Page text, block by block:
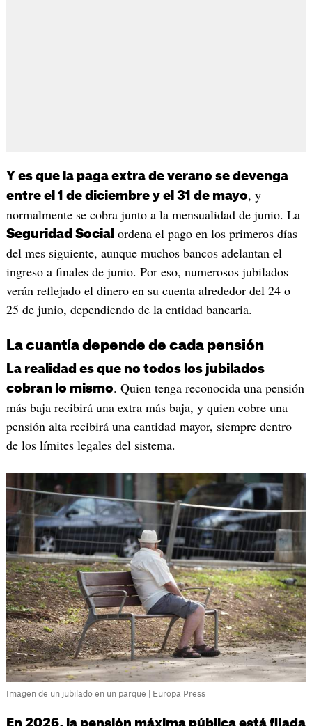
Y es que la paga extra de verano se devenga
entre el 1 de diciembre y el 31 de mayo, y
normalmente se cobra junto a la mensualidad de junio. La
Seguridad Social ordena el pago en los primeros días
del mes siguiente, aunque muchos bancos adelantan el
ingreso a finales de junio. Por eso, numerosos jubilados
verán reflejado el dinero en su cuenta alrededor del 24 o
25 de junio, dependiendo de la entidad bancaria.
La cuantía depende de cada pensión
La realidad es que no todos los jubilados
cobran lo mismo. Quien tenga reconocida una pensión
más baja recibirá una extra más baja, y quien cobre una
pensión alta recibirá una cantidad mayor, siempre dentro
de los límites legales del sistema.
Imagen de un jubilado en un parque | Europa Press
En 2026, la pensión máxima pública está fijada